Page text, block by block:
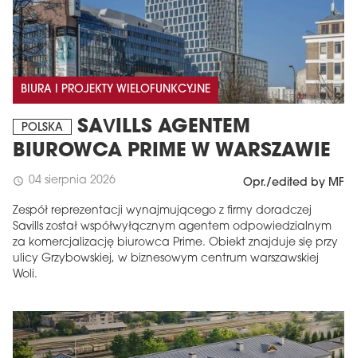
BIURA I PROJEKTY WIELOFUNKCYJNE
POLSKA
SAVILLS AGENTEM
BIUROWCA PRIME W WARSZAWIE
schedule 04 sierpnia 2026 Opr./edited by MF
Zespół reprezentacji wynajmującego z firmy doradczej
Savills został współwyłącznym agentem odpowiedzialnym
za komercjalizację biurowca Prime. Obiekt znajduje się przy
ulicy Grzybowskiej, w biznesowym centrum warszawskiej
Woli.